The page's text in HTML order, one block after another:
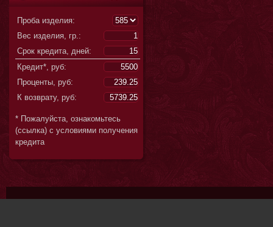
Проба изделия:
Вес изделия, гр.:
Срок кредита, дней:
Кредит*, руб:
Проценты, руб:
К возврату, руб:
* Пожалуйста, ознакомьтесь
(ссылка) с условиями получения
кредита